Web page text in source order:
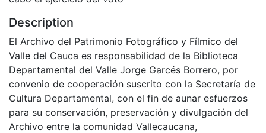
Description
El Archivo del Patrimonio Fotográfico y Fílmico del
Valle del Cauca es responsabilidad de la Biblioteca
Departamental del Valle Jorge Garcés Borrero, por
convenio de cooperación suscrito con la Secretaría de
Cultura Departamental, con el fin de aunar esfuerzos
para su conservación, preservación y divulgación del
Archivo entre la comunidad Vallecaucana,